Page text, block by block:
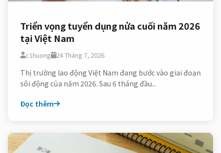
Triển vọng tuyển dụng nửa cuối năm 2026
tại Việt Nam
c1huong 24 Tháng 7, 2026
Thị trường lao động Việt Nam đang bước vào giai đoạn
sôi động của năm 2026. Sau 6 tháng đầu...
Đọc thêm